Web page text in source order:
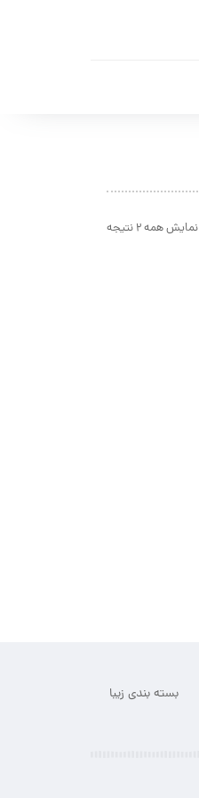
نمایش همه 2 نتیجه مرتب‌سازی
بسته بندی زیبا